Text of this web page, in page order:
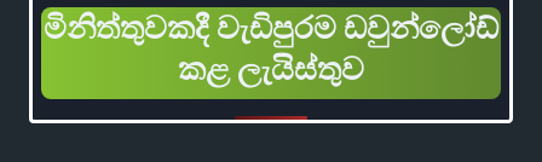
මිනිත්තුවකදී වැඩිපුරම ඩවුන්ලෝඩ්
කළ ලැයිස්තුව